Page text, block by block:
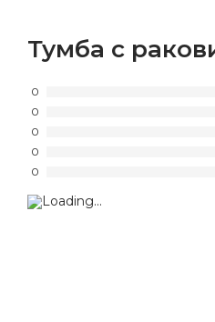
Тумба с
0
0
0
0
0